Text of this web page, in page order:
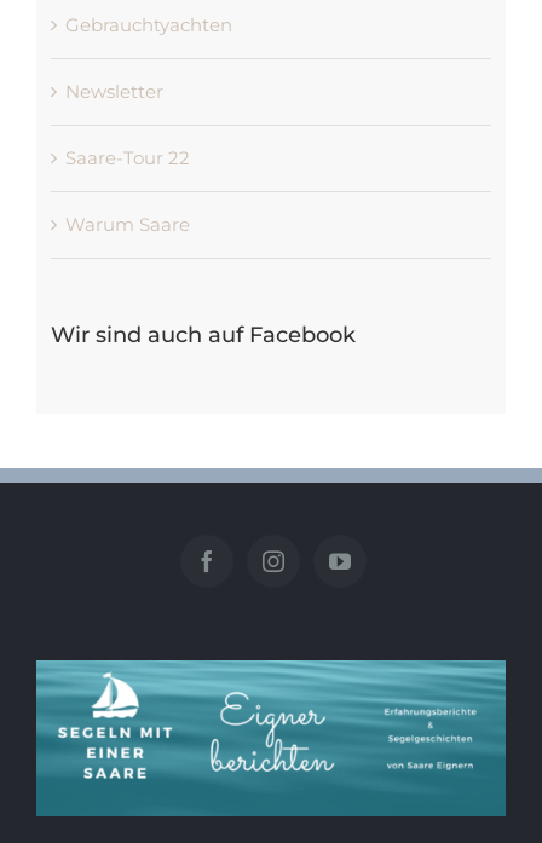
Gebrauchtyachten
Newsletter
Saare-Tour 22
Warum Saare
Wir sind auch auf Facebook